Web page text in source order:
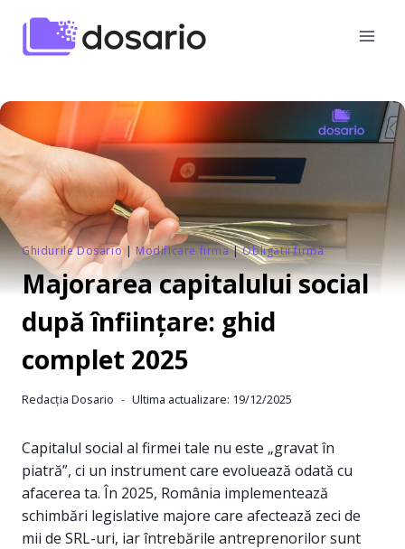
content
Ghidurile Dosario| Modificare firma|Obligatii firma
Majorarea capitalului social
după înființare: ghid
complet 2025
Redacția Dosario Ultima actualizare: 19/12/2025
Capitalul social al firmei tale nu este „gravat în
piatră”, ci un instrument care evoluează odată cu
afacerea ta. În 2025, România implementează
schimbări legislative majore care afectează zeci de
mii de SRL-uri, iar întrebările antreprenorilor sunt